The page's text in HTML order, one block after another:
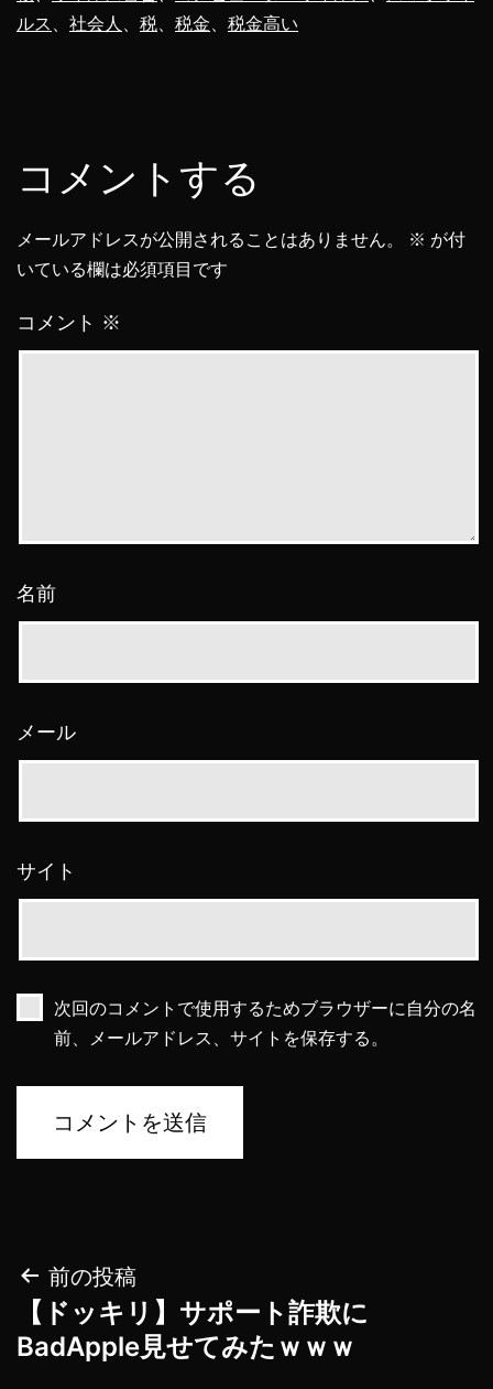
ルス
社会人 税 税金 税金高い
コメントする
メールアドレスが公開されることはありません。 ※ が付
いている欄は必須項目です
コメント ※
名前
メール
サイト
次回のコメントで使用するためブラウザーに自分の名
前、メールアドレス、サイトを保存する。
投
稿
前の投稿
【ドッキリ】サポート詐欺に
BadApple見せてみたｗｗｗ